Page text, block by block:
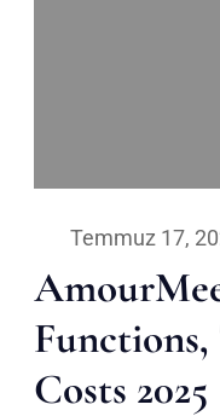
Temmuz 17,
Costs 2025